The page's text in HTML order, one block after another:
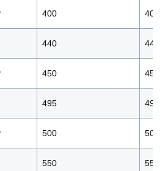
400 400
440 440
450 450
495 495
500 500
550 550